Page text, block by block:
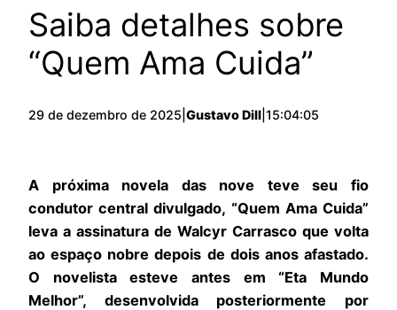
Saiba detalhes sobre
“Quem Ama Cuida”
29 de dezembro de 2025 Gustavo Dill 15:04:05
A próxima novela das nove teve seu fio
condutor central divulgado, “Quem Ama Cuida”
leva a assinatura de Walcyr Carrasco que volta
ao espaço nobre depois de dois anos afastado.
O novelista esteve antes em “Eta Mundo
Melhor”, desenvolvida posteriormente por